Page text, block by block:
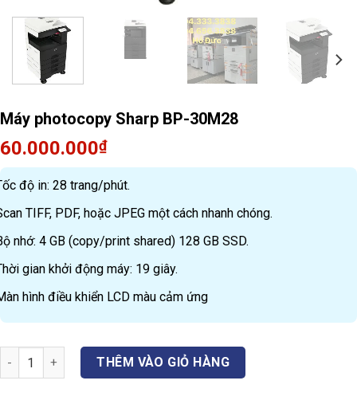
Máy photocopy Sharp BP-30M28
60.000.000₫
độ in: 28 trang/phút.
TIFF, PDF, hoặc JPEG một cách nhanh chóng.
nhớ: 4 GB (copy/print shared) 128 GB SSD.
gian khởi động máy: 19 giây.
hình điều khiển LCD màu cảm ứng
Máy photocopy Sharp BP-30M28 quantity
THÊM VÀO GIỎ HÀNG